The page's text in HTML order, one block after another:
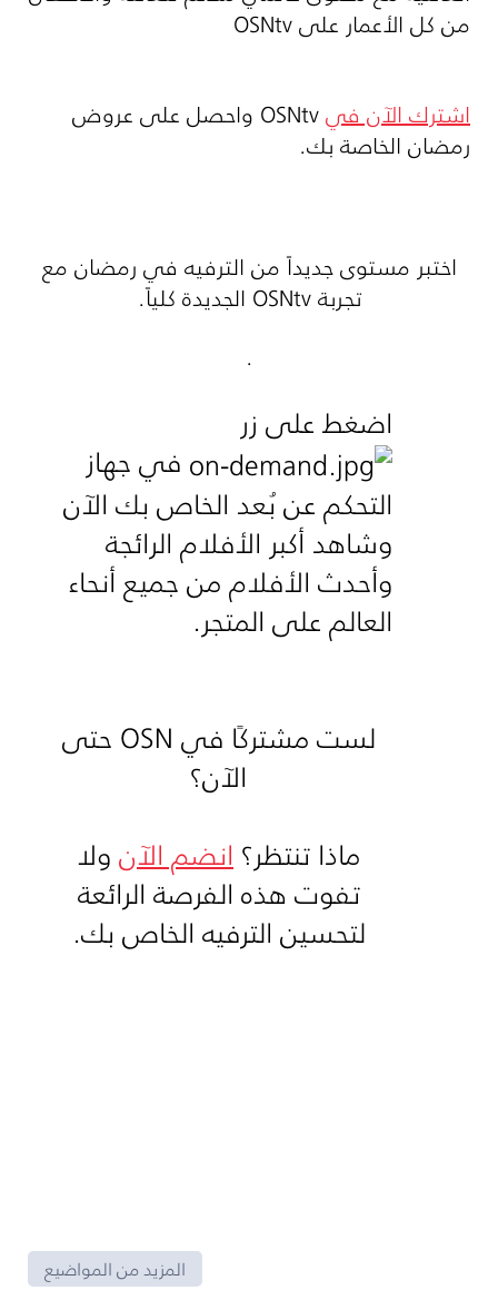
من كل الأعمار علىOSNtv
اشترك الآن فيOSNtv واحصل على عروض
رمضان الخاصة بك.
اختبر مستوى جديداً من الترفيه في رمضان مع
تجربةOSNtv الجديدة كلياً.
.
اضغط على زر
في جهاز
التحكم عن بُعد الخاص بك الآن
وشاهد أكبر الأفلام الرائجة
وأحدث الأفلام من جميع أنحاء
العالم على المتجر.
لست مشتركًا في OSN حتى
الآن؟
ماذا تنتظر؟انضم الآنولا
تفوت هذه الفرصة الرائعة
لتحسين الترفيه الخاص بك.
المزيد من المواضيع